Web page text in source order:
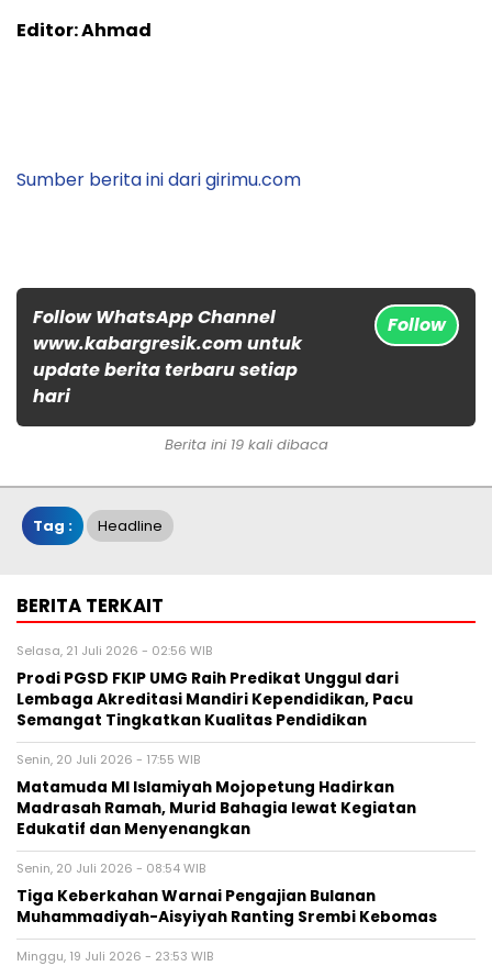
Editor: Ahmad
Sumber berita ini dari girimu.com
Follow WhatsApp Channel
www.kabargresik.com untuk
update berita terbaru setiap
hari
Follow
Berita ini 19 kali dibaca
Tag : Headline
BERITA TERKAIT
Selasa, 21 Juli 2026 - 02:56 WIB
Prodi PGSD FKIP UMG Raih Predikat Unggul dari
Lembaga Akreditasi Mandiri Kependidikan, Pacu
Semangat Tingkatkan Kualitas Pendidikan
Senin, 20 Juli 2026 - 17:55 WIB
Matamuda MI Islamiyah Mojopetung Hadirkan
Madrasah Ramah, Murid Bahagia lewat Kegiatan
Edukatif dan Menyenangkan
Senin, 20 Juli 2026 - 08:54 WIB
Tiga Keberkahan Warnai Pengajian Bulanan
Muhammadiyah-Aisyiyah Ranting Srembi Kebomas
Minggu, 19 Juli 2026 - 23:53 WIB